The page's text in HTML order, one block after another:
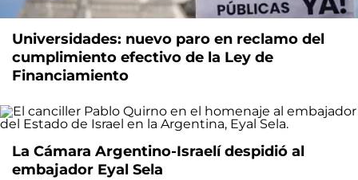
Universidades: nuevo paro en reclamo del
cumplimiento efectivo de la Ley de
Financiamiento
La Cámara Argentino-Israelí despidió al
embajador Eyal Sela